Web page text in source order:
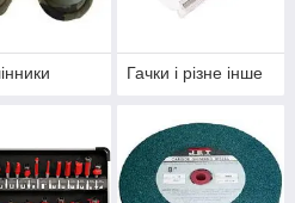
Гачки і різне інше